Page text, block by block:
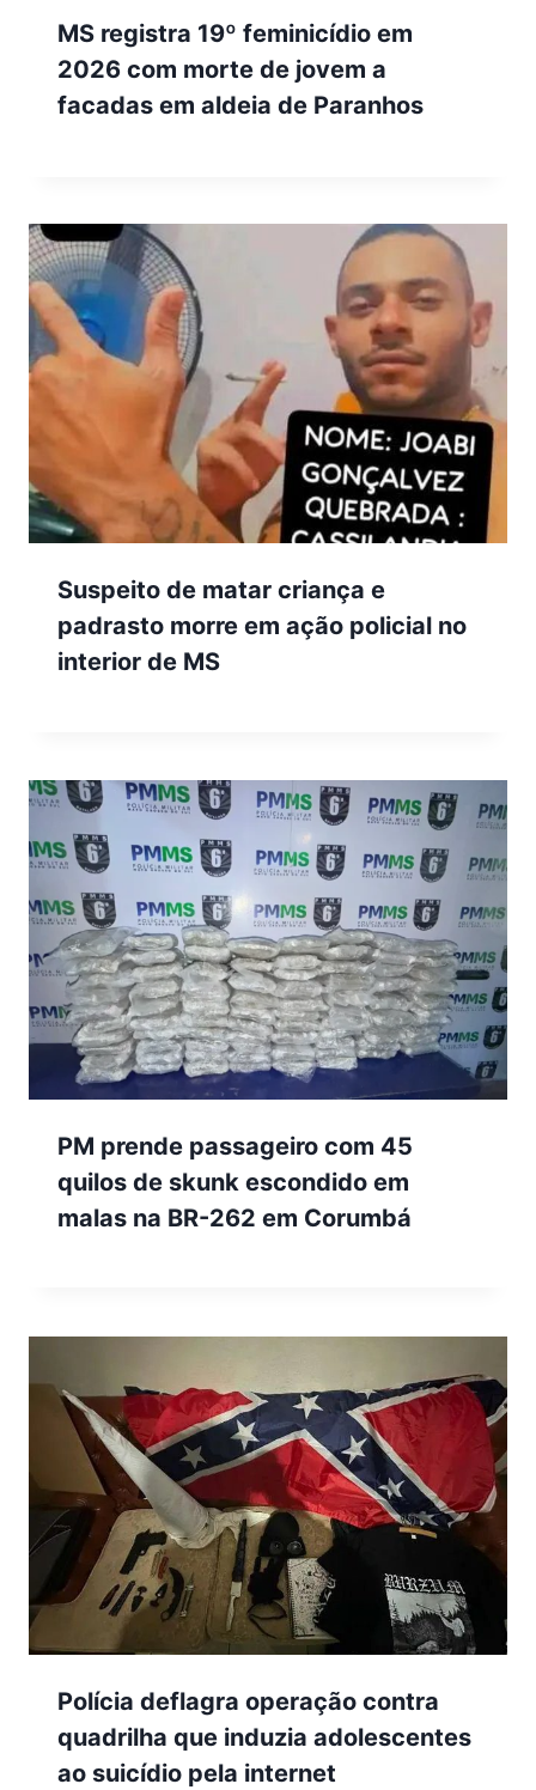
MS registra 19º feminicídio em
2026 com morte de jovem a
facadas em aldeia de Paranhos
Suspeito de matar criança e
padrasto morre em ação policial no
interior de MS
PM prende passageiro com 45
quilos de skunk escondido em
malas na BR-262 em Corumbá
Polícia deflagra operação contra
quadrilha que induzia adolescentes
ao suicídio pela internet